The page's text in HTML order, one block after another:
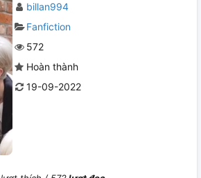
billan994
Fanfiction
572
Hoàn thành
19-09-2022